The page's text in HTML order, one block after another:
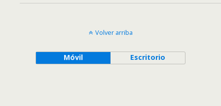
Volver arriba
Móvil Escritorio